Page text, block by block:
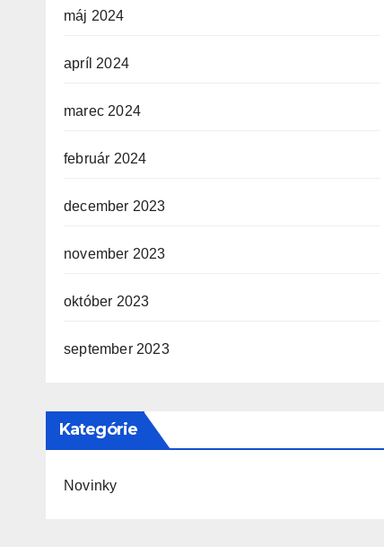
máj 2024
apríl 2024
marec 2024
február 2024
december 2023
november 2023
október 2023
september 2023
Kategórie
Novinky